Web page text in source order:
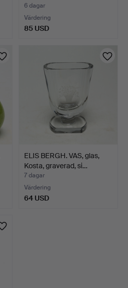
6 dagar
Värdering
85 USD
ELIS BERGH. VAS, glas,
Kosta, graverad, si…
7 dagar
Värdering
64 USD